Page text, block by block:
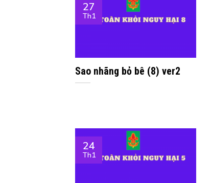
Sao nhãng bỏ bê (8) ver2
27
Th1
24
Th1